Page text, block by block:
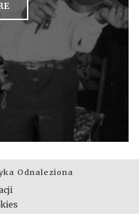
Odnaleziona